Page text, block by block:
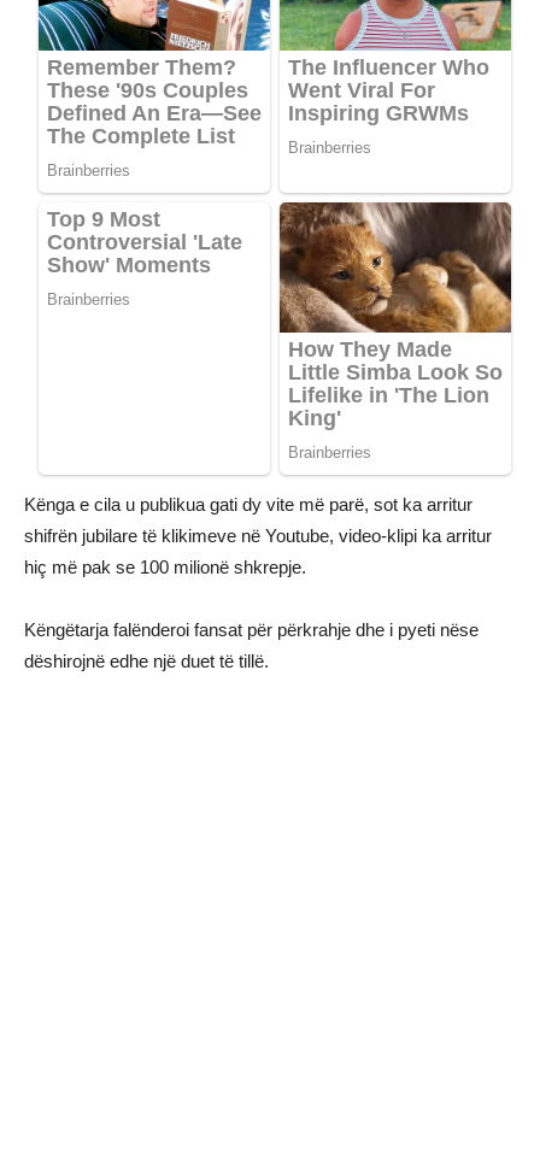
Kënga e cila u publikua gati dy vite më parë, sot ka arritur
shifrën jubilare të klikimeve në Youtube, video-klipi ka arritur
hiç më pak se 100 milionë shkrepje.
Këngëtarja falënderoi fansat për përkrahje dhe i pyeti nëse
dëshirojnë edhe një duet të tillë.